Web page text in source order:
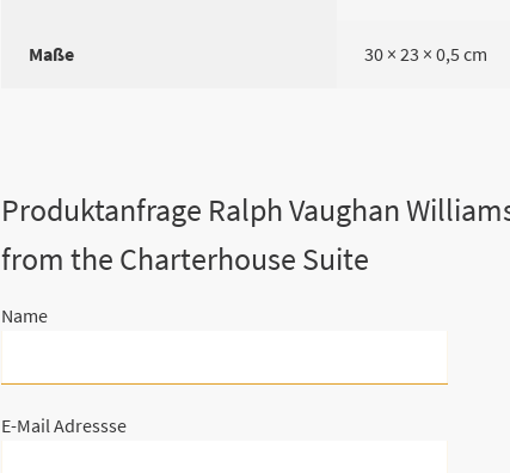
Maße 30 × 23 × 0,5 cm
Produktanfrage Ralph Vaughan
from the Charterhouse Suite
Name
E-Mail Adressse